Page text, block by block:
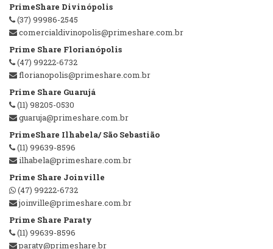
PrimeShare Divinópolis
(37) 99986-2545
comercialdivinopolis@primeshare.com.br
Prime Share Florianópolis
(47) 99222-6732
florianopolis@primeshare.com.br
Prime Share Guarujá
(11) 98205-0530
guaruja@primeshare.com.br
PrimeShare Ilhabela/ São Sebastião
(11) 99639-8596
ilhabela@primeshare.com.br
Prime Share Joinville
(47) 99222-6732
joinville@primeshare.com.br
Prime Share Paraty
(11) 99639-8596
paraty@primeshare.br